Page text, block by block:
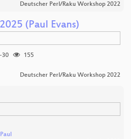
Deutscher Perl/Raku Workshop 2022
(Paul Evans)
30
155
Deutscher Perl/Raku Workshop 2022
Paul